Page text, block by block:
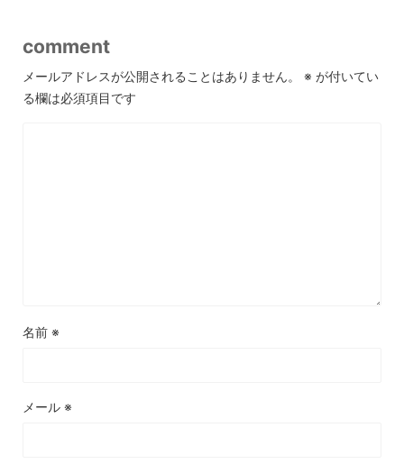
comment
メールアドレスが公開されることはありません。 ※ が付いてい
る欄は必須項目です
名前 ※
メール ※